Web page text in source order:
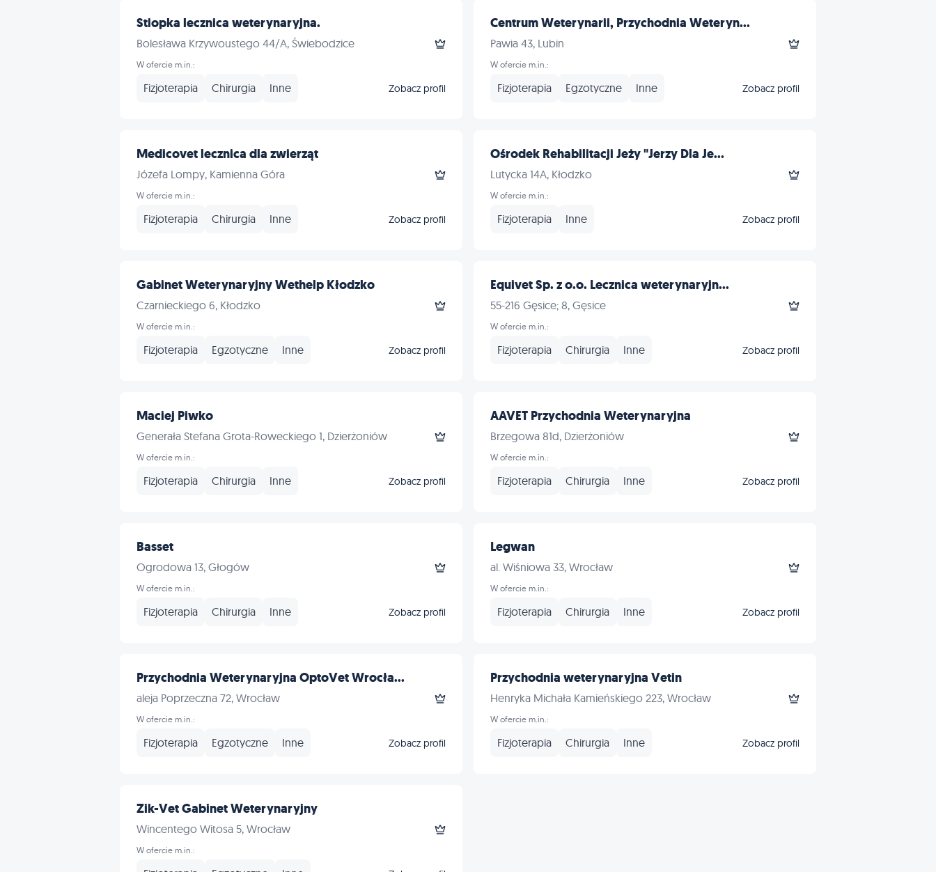
Stiopka lecznica weterynaryjna.
Bolesława Krzywoustego 44/A, Świebodzice
W ofercie m.in.:
Fizjoterapia Chirurgia Inne Zobacz profil
Centrum Weterynarii, Przychodnia Weteryn...
Pawia 43, Lubin
W ofercie m.in.:
Fizjoterapia Egzotyczne Inne Zobacz profil
Medicovet lecznica dla zwierząt
Józefa Lompy, Kamienna Góra
W ofercie m.in.:
Fizjoterapia Chirurgia Inne Zobacz profil
Ośrodek Rehabilitacji Jeży "Jerzy Dla Je...
Lutycka 14A, Kłodzko
W ofercie m.in.:
Fizjoterapia Inne Zobacz profil
Gabinet Weterynaryjny Wethelp Kłodzko
Czarnieckiego 6, Kłodzko
W ofercie m.in.:
Fizjoterapia Egzotyczne Inne Zobacz profil
Equivet Sp. z o.o. Lecznica weterynaryjn...
55-216 Gęsice; 8, Gęsice
W ofercie m.in.:
Fizjoterapia Chirurgia Inne Zobacz profil
Maciej Piwko
Generała Stefana Grota-Roweckiego 1, Dzierżoniów
W ofercie m.in.:
Fizjoterapia Chirurgia Inne Zobacz profil
AAVET Przychodnia Weterynaryjna
Brzegowa 81d, Dzierżoniów
W ofercie m.in.:
Fizjoterapia Chirurgia Inne Zobacz profil
Basset
Ogrodowa 13, Głogów
W ofercie m.in.:
Fizjoterapia Chirurgia Inne Zobacz profil
Legwan
al. Wiśniowa 33, Wrocław
W ofercie m.in.:
Fizjoterapia Chirurgia Inne Zobacz profil
Przychodnia Weterynaryjna OptoVet Wrocła...
aleja Poprzeczna 72, Wrocław
W ofercie m.in.:
Fizjoterapia Egzotyczne Inne Zobacz profil
Przychodnia weterynaryjna Vetin
Henryka Michała Kamieńskiego 223, Wrocław
W ofercie m.in.:
Fizjoterapia Chirurgia Inne Zobacz profil
Zik-Vet Gabinet Weterynaryjny
Wincentego Witosa 5, Wrocław
W ofercie m.in.: